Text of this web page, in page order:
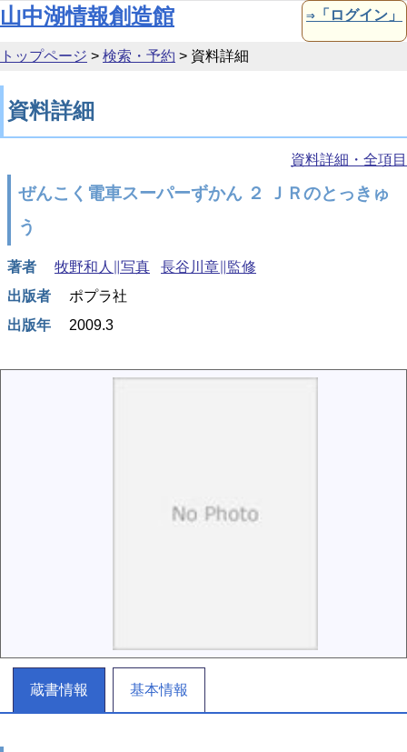
本文へ移動
山中湖情報創造館 ⇒「ログイン」
トップページ > 検索・予約 > 資料詳細
資料詳細
資料詳細・全項目
ぜんこく電車スーパーずかん ２ ＪＲのとっきゅ
う
著者 牧野和人∥写真
長谷川章∥監修
出版者
ポプラ社
出版年
2009.3
蔵書情報 基本情報